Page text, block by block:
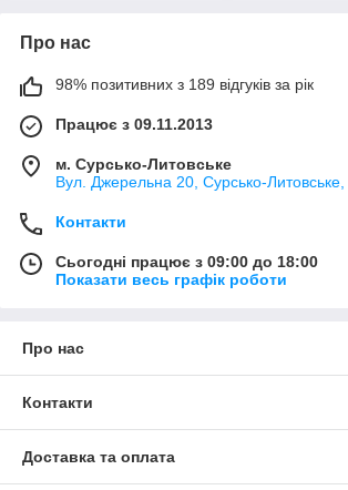
Про нас
98% позитивних з 189 відгуків за рік
Працює з 09.11.2013
м. Сурсько-Литовське
Вул. Джерельна 20, Сурсько-Литовське,
Контакти
Сьогодні працює з 09:00 до 18:00
Показати весь графік роботи
Про нас
Контакти
Доставка та оплата